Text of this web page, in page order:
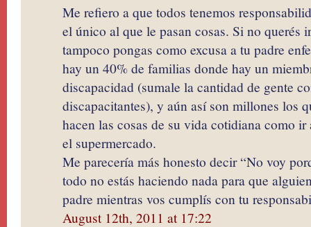
Me refiero a que todos tenemos
el único al que le pasan cosas. Si no querés
tampoco pongas como excusa a tu padre
hay un 40% de familias donde hay un
discapacidad (sumale la cantidad de gente
discapacitantes), y aún así son millones los
hacen las cosas de su vida cotidiana como ir
el supermercado.
Me parecería más honesto decir “No voy
todo no estás haciendo nada para que
padre mientras vos cumplís con tu
August 12th, 2011 at 17:22